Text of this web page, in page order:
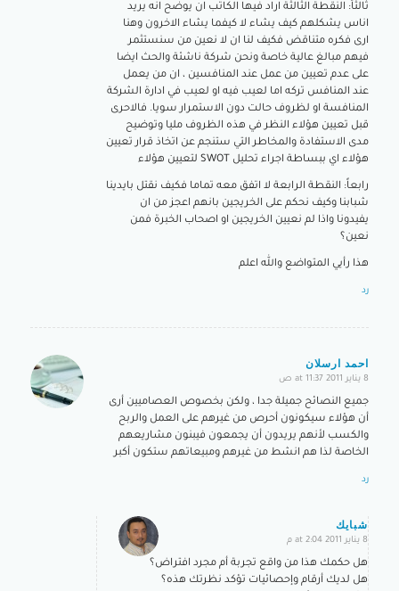
ثالثاً: النقطة الثالثة اراد فيها الكاتب ان يوضح انه يريد
اناس يشكلهم كيف يشاء لا كيفما يشاء الاخرون وهنا
ارى فكره متناقض فكيف لنا ان لا نعين من سنستثمر
فيهم مبالغ عالية خاصة ونحن شركة ناشئة والحث ايضا
على عدم تعيين من عمل عند المنافسين ، ان من يعمل
عند المنافس تركه اما لعيب فيه او لعيب في ادارة الشركة
المنافسة او لظروف حالت دون الاستمرار سويا. فالاحرى
قبل تعيين هؤلاء النظر في هذه الظروف مليا وتوضيح
مدى الاستفادة والمخاطر التي ستنجم عن اتخاذ قرار تعيين
هؤلاء اي ببساطة اجراء تحليل SWOT لتعيين هؤلاء
رابعاً: النقطة الرابعة لا اتفق معه تماما فكيف نقتل بايدينا
شبابنا وكيف نحكم على الخريجين بانهم اعجز من ان
يفيدونا واذا لم نعيين الخريجين او اصحاب الخبرة فمن
نعين؟
هذا رأيي المتواضع والله اعلم
رد
احمد ارسلان
says:
8 يناير 2011 at 11:37 ص
جميع النصائح جميلة جدا ، ولكن بخصوص العصاميين أرى
أن هؤلاء سيكونون أحرص من غيرهم على العمل والربح
والكسب لأنهم يريدون أن يجمعون فيبنون مشاريعهم
الخاصة لذا هم انشط من غيرهم ومبيعاتهم ستكون أكبر
رد
شبايك
says:
8 يناير 2011 at 2:04 م
هل حكمك هذا من واقع تجربة أم مجرد افتراض؟
هل لديك أرقام وإحصائيات تؤكد نظرتك هذه؟